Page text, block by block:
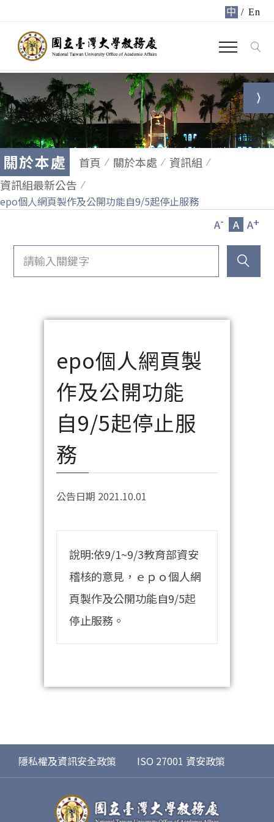
中 / En
關於本處 首頁 關於本處
資訊組
資訊組最新公告
epo個人網頁製作及公開功能自9/5起停止服務
A- A A+
epo個人網頁製
作及公開功能
自9/5起停止服
務
公告日期 2021.10.01
說明:依9/1~9/3教育部資安
稽核的意見，ｅｐｏ個人網
頁製作及公開功能自9/5起
停止服務。
隱私權及資訊安全政策 ISO 27001 資安政策